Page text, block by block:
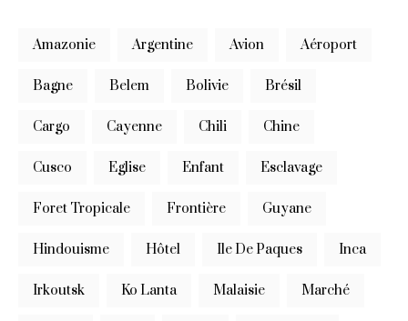
Amazonie Argentine Avion Aéroport
Bagne Belem Bolivie Brésil
Cargo Cayenne Chili Chine
Cusco Eglise Enfant Esclavage
Foret Tropicale Frontière Guyane
Hindouisme Hôtel Ile De Paques Inca
Irkoutsk Ko Lanta Malaisie Marché